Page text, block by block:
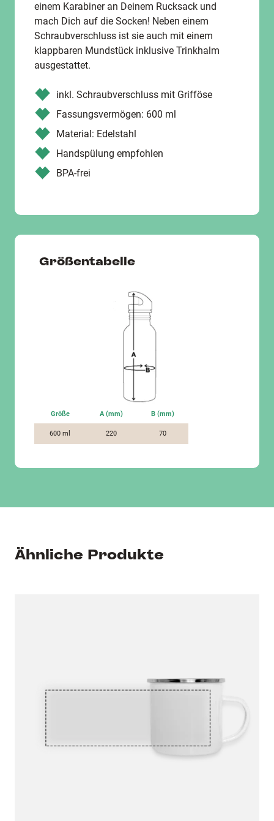
einem Karabiner an Deinem Rucksack und
mach Dich auf die Socken! Neben einem
Schraubverschluss ist sie auch mit einem
klappbaren Mundstück inklusive Trinkhalm
ausgestattet.
inkl. Schraubverschluss mit Grifföse
Fassungsvermögen: 600 ml
Material: Edelstahl
Handspülung empfohlen
BPA-frei
Größentabelle
Größe A (mm) B (mm)
600 ml 220 70
Ähnliche Produkte